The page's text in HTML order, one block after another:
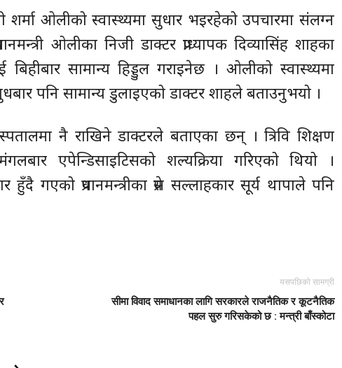
शर्मा ओलीको स्वास्थ्यमा सुधार भइरहेको उपचारमा संलग्न
ओलीका निजी डाक्टर प्राध्यापक दिव्यासिंह शाहका
बिहीबार सामान्य हिड्डुल गराइनेछ । ओलीको स्वास्थ्यमा
पनि सामान्य डुलाइएको डाक्टर शाहले बताउनुभयो ।
नै राखिने डाक्टरले बताएका छन् । त्रिवि शिक्षण
मंगलबार एपेन्डिसाइटिसको शल्यक्रिया गरिएको थियो ।
हुँदै गएको प्रधानमन्त्रीका प्रेस सल्लाहकार सूर्य थापाले पनि
यसपछिको सामग्री
सीमा विवाद समाधानका लागि सरकारले राजनैतिक र कूटनैतिक
पहल सुरु गरिसकेको छ : मन्त्री बाँस्कोटा